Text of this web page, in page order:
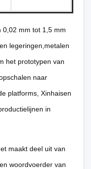
0,02 mm tot 1,5 mm
legeringen,metalen
het prototypen van
naar
platforms, Xinhaisen
in
maakt deel uit van
woordvoerder van